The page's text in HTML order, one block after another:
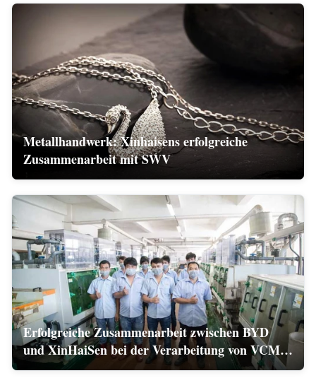
Metallhandwerk: Xinhaisens erfolgreiche
Zusammenarbeit mit SWV
Erfolgreiche Zusammenarbeit zwischen BYD
und XinHaiSen bei der Verarbeitung von VCM-
Spring Etching